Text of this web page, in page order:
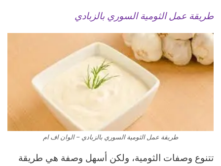
طريقة عمل الثومية السوري بالزبادي
طريقة عمل الثومية السوري بالزبادي – الوان اف ام
تتنوع وصفات الثومية، ولكن أسهل وصفة هي طريقة